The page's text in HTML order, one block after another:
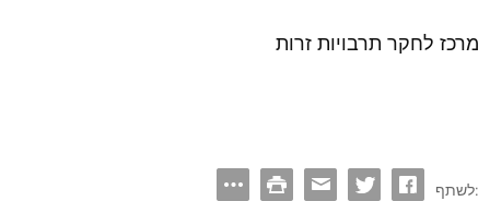
מרכז לחקר תרבויות זרות
לשתף: